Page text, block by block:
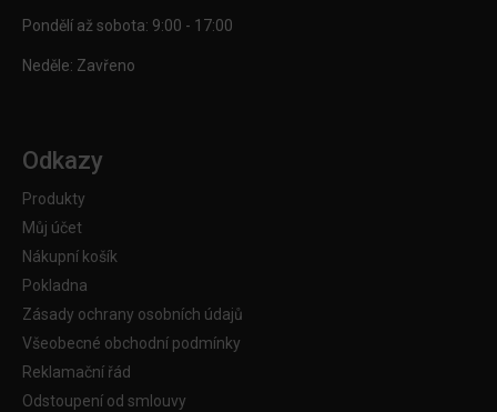
Pondělí až sobota: 9:00 - 17:00
Neděle: Zavřeno
Odkazy
Produkty
Můj účet
Nákupní košík
Pokladna
Zásady ochrany osobních údajů
Všeobecné obchodní podmínky
Reklamační řád
Odstoupení od smlouvy